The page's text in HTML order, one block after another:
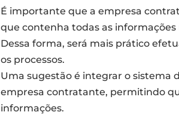
É importante que a empresa
que contenha todas as informações
Dessa forma, será mais prático
os processos.
Uma sugestão é integrar o sistema
empresa contratante, permitindo
informações.